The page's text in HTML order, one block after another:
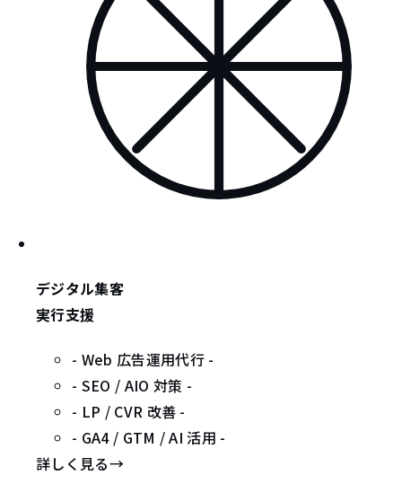
デジタル集客
実行支援
- Web 広告運用代行 -
- SEO / AIO 対策 -
- LP / CVR 改善 -
- GA4 / GTM / AI 活用 -
詳しく見る→